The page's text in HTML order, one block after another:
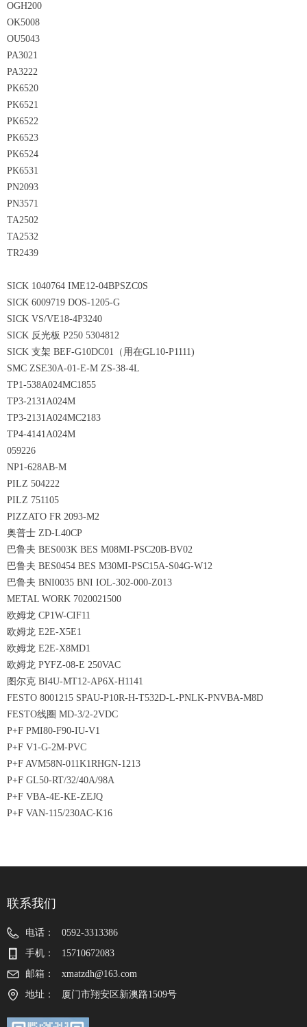
OGH200
OK5008
OU5043
PA3021
PA3222
PK6520
PK6521
PK6522
PK6523
PK6524
PK6531
PN2093
PN3571
TA2502
TA2532
TR2439
SICK 1040764 IME12-04BPSZC0S
SICK 6009719 DOS-1205-G
SICK VS/VE18-4P3240
SICK 反光板 P250 5304812
SICK 支架 BEF-G10DC01（用在GL10-P1111)
SMC ZSE30A-01-E-M ZS-38-4L
TP1-538A024MC1855
TP3-2131A024M
TP3-2131A024MC2183
TP4-4141A024M
059226
NP1-628AB-M
PILZ 504222
PILZ 751105
PIZZATO FR 2093-M2
奥普士 ZD-L40CP
巴鲁夫 BES003K BES M08MI-PSC20B-BV02
巴鲁夫 BES0454 BES M30MI-PSC15A-S04G-W12
巴鲁夫 BNI0035 BNI IOL-302-000-Z013
METAL WORK 7020021500
欧姆龙 CP1W-CIF11
欧姆龙 E2E-X5E1
欧姆龙 E2E-X8MD1
欧姆龙 PYFZ-08-E 250VAC
图尔克 BI4U-MT12-AP6X-H1141
FESTO 8001215 SPAU-P10R-H-T532D-L-PNLK-PNVBA-M8D
FESTO线圈 MD-3/2-2VDC
P+F PMI80-F90-IU-V1
P+F V1-G-2M-PVC
P+F AVM58N-011K1RHGN-1213
P+F GL50-RT/32/40A/98A
P+F VBA-4E-KE-ZEJQ
P+F VAN-115/230AC-K16
联系我们
电话：
0592-3313386
手机：
15710672083
邮箱：
xmatzdh@163.com
地址：
厦门市翔安区新澳路1509号